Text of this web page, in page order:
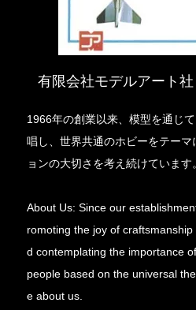
有限会社モデルアート
1966年の創業以来、模型を通じ
唱し、世界共通のホビーをテー
ョンの大切さを考え続けています
About Us: Since our
romoting the joy of
d contemplating the importance
people based on the universal
e about us.